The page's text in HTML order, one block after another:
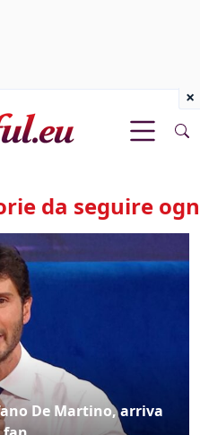
da seguire
De Martino, arriva
×